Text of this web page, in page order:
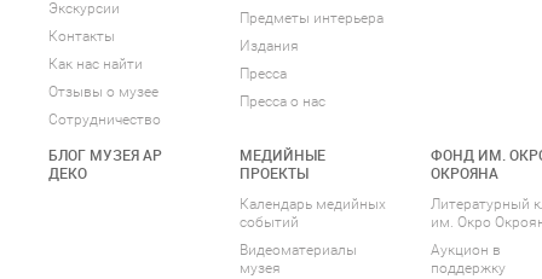
Экскурсии
Контакты
Как нас найти
Отзывы о музее
Сотрудничество
Предметы интерьера
Издания
Пресса
Пресса о нас
БЛОГ МУЗЕЯ АР
ДЕКО
МЕДИЙНЫЕ
ПРОЕКТЫ
Календарь медийных
событий
Видеоматериалы
музея
ФОНД ИМ.
ОКРОЯНА
Литературный
им. Окро
Аукцион в
поддержку